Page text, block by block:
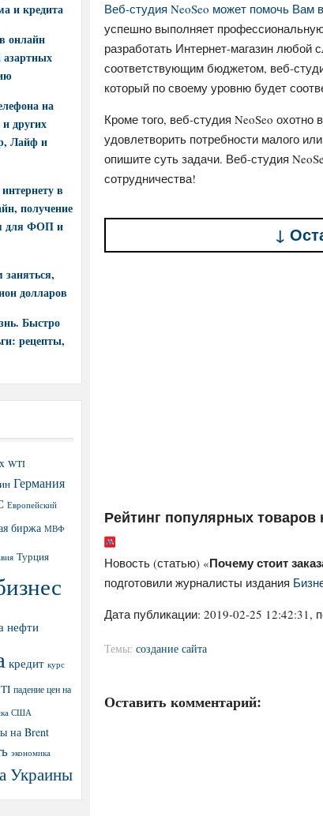
Веб-студия NeoSeo может помочь Вам
успешно выполняет
разработать Интернет-магазин любой
соответствующим бюджетом, веб-
который по своему уровню будет
Кроме того, веб-студия NeoSeo
удовлетворить потребности малого
опишите суть задачи. Веб-студия
сотрудничества!
↓
Рейтинг популярных товаров
Новость (статью) «Почему стоит
подготовили журналисты издания
Дата публикации: 2019-02-25 12:42:31,
Темы: создание сайта
Оставить комментарий:
и кредита
онлайн
азартных
на
других
Лайф и
в
получение
для ФОП и
долларов
Быстро
рецепты,
WTI
Германия
Европейский
биржа МВФ
Турция
нефти
кредит курс
падение цен на
США
на Brent
экономика
Украины